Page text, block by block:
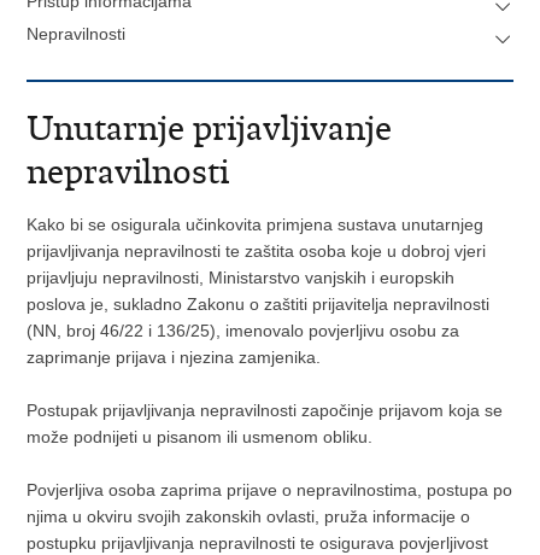
Nepravilnosti
Unutarnje prijavljivanje
nepravilnosti
Kako bi se osigurala učinkovita primjena sustava unutarnjeg
prijavljivanja nepravilnosti te zaštita osoba koje u dobroj vjeri
prijavljuju nepravilnosti, Ministarstvo vanjskih i europskih
poslova je, sukladno Zakonu o zaštiti prijavitelja nepravilnosti
(NN, broj 46/22 i 136/25), imenovalo povjerljivu osobu za
zaprimanje prijava i njezina zamjenika.
Postupak prijavljivanja nepravilnosti započinje prijavom koja se
može podnijeti u pisanom ili usmenom obliku.
Povjerljiva osoba zaprima prijave o nepravilnostima, postupa po
njima u okviru svojih zakonskih ovlasti, pruža informacije o
postupku prijavljivanja nepravilnosti te osigurava povjerljivost